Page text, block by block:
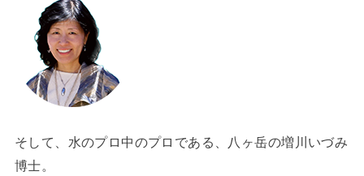
そして、水のプロ中のプロである、八ヶ岳の増川いづみ
博士。